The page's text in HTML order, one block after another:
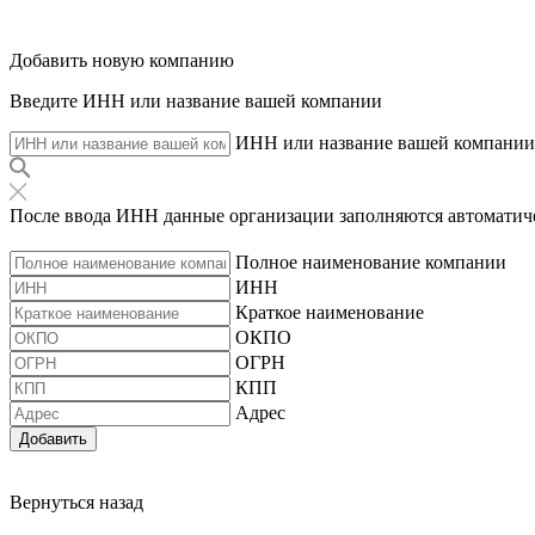
Добавить новую компанию
Введите ИНН или название вашей компании
ИНН или название вашей компании
После ввода ИНН данные организации заполняются
Полное наименование компании
ИНН
Краткое наименование
ОКПО
ОГРН
КПП
Адрес
Добавить
Вернуться назад